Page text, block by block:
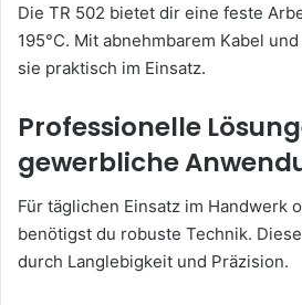
Die TR 502 bietet dir eine feste
195°C. Mit abnehmbarem Kabel
sie praktisch im Einsatz.
Professionelle
gewerbliche
Für täglichen Einsatz im Handwerk
benötigst du robuste Technik.
durch Langlebigkeit und Präzision.